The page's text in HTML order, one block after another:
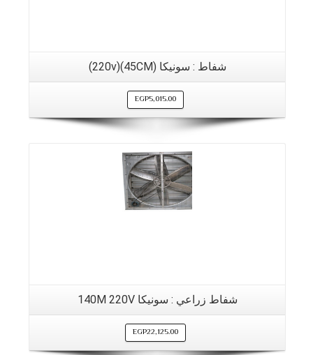
شفاط : سونيكا (45CM)(220v)
EGP5,015.00
شفاط زراعي : سونيكا 140M 220V
EGP22,125.00